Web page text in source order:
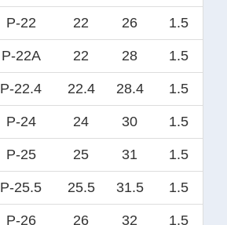
P-22 22 26 1.5
P-22A 22 28 1.5
P-22.4 22.4 28.4 1.5
P-24 24 30 1.5
P-25 25 31 1.5
P-25.5 25.5 31.5 1.5
P-26 26 32 1.5